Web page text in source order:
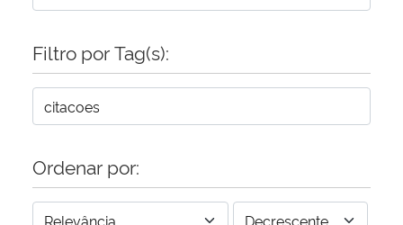
Ministério da Mulher, da Família e dos Direitos Humanos
Secretaria-Geral
Secretaria de Governo
Advocacia-Geral da União
Filtro por Tag(s):
Ordenar por: